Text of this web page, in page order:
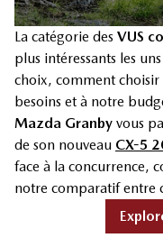
La catégorie des VUS
plus intéressants les
choix, comment choisir
besoins et à notre
Mazda Granby vous
de son nouveau CX-5
face à la concurrence,
notre comparatif entre